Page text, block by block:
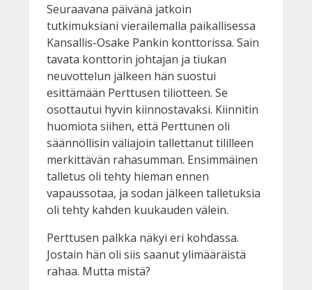
Seuraavana päivänä jatkoin
tutkimuksiani vierailemalla paikallisessa
Kansallis-Osake Pankin konttorissa. Sain
tavata konttorin johtajan ja tiukan
neuvottelun jälkeen hän suostui
esittämään Perttusen tiliotteen. Se
osottautui hyvin kiinnostavaksi. Kiinnitin
huomiota siihen, että Perttunen oli
säännöllisin väliajoin tallettanut tililleen
merkittävän rahasumman. Ensimmäinen
talletus oli tehty hieman ennen
vapaussotaa, ja sodan jälkeen talletuksia
oli tehty kahden kuukauden välein.
Perttusen palkka näkyi eri kohdassa.
Jostain hän oli siis saanut ylimääräistä
rahaa. Mutta mistä?